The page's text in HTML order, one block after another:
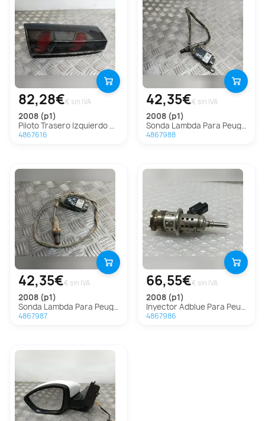
82,28€€ sin IVA
2008 (p1)
Piloto Trasero Izquierdo Para Peugeot 2008
4867616
42,35€€ sin IVA
2008 (p1)
Sonda Lambda Para Peugeot 2008
4867988
42,35€€ sin IVA
2008 (p1)
Sonda Lambda Para Peugeot 2008
4867987
66,55€€ sin IVA
2008 (p1)
Inyector Adblue Para Peugeot 2008
4867986